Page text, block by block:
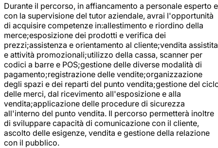
Durante il percorso, in affiancamento a personale esperto e
con la supervisione del tutor aziendale, avrai l'opportunità
di acquisire competenze in:allestimento e riordino della
merce;esposizione dei prodotti e verifica dei
prezzi;assistenza e orientamento al cliente;vendita assistita
e attività promozionali;utilizzo della cassa, scanner per
codici a barre e POS;gestione delle diverse modalità di
pagamento;registrazione delle vendite;organizzazione
degli spazi e dei reparti del punto vendita;gestione del
delle merci, dal ricevimento all'esposizione e alla
vendita;applicazione delle procedure di sicurezza
all'interno del punto vendita. Il percorso permetterà inoltre
di sviluppare capacità di comunicazione con il cliente,
ascolto delle esigenze, vendita e gestione della relazione
con il pubblico.